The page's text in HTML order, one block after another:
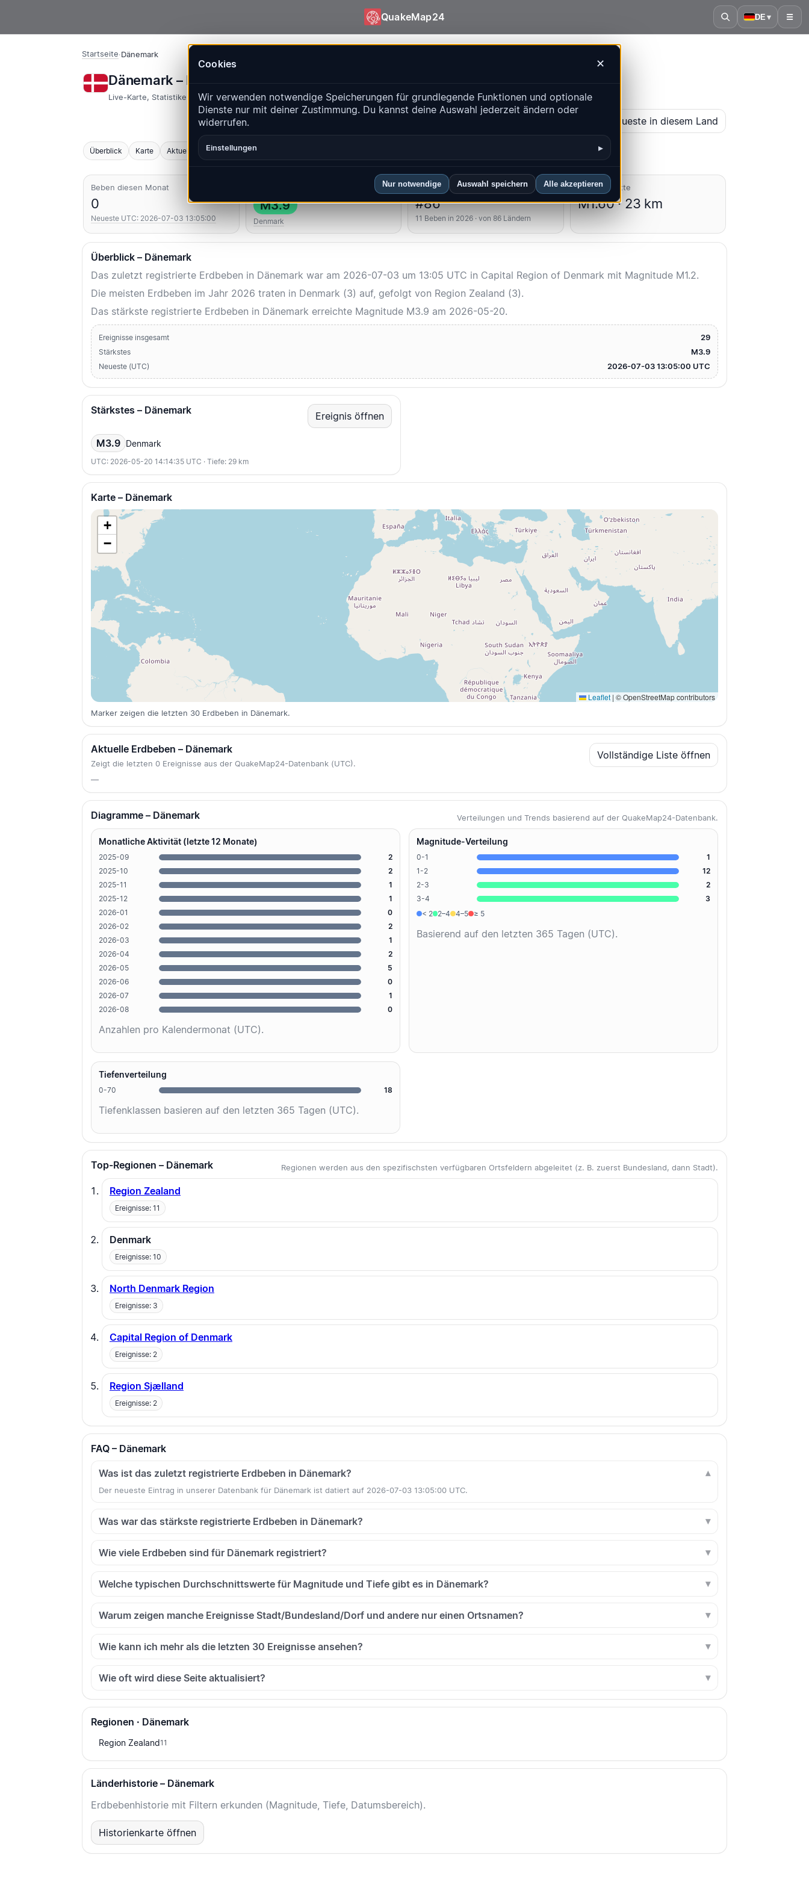
QuakeMap24 DE ▾ ☰
Cookies ✕
Wir verwenden notwendige Speicherungen für grundlegende Funktionen und optionale
Dienste nur mit deiner Zustimmung. Du kannst deine Auswahl jederzeit ändern oder
widerrufen.
Einstellungen ▸
Nur notwendige Auswahl speichern Alle akzeptieren
Startseite·Dänemark
Dänemark – Erdbeben | QuakeMap24
Live-Karte, Statistiken und aktuelle Ereignisse
Neueste in diesem Land
Überblick Karte Aktuell Diagramme Top-Regionen
Beben diesen Monat
0
Neueste UTC: 2026-07-03 13:05:00
M3.9
Denmark
Länderrang
#86
11 Beben in 2026 · von 86 Ländern
Durchschnitte
M1.60 · 23 km
Überblick – Dänemark
Das zuletzt registrierte Erdbeben in Dänemark war am 2026-07-03 um 13:05 UTC in Capital Region of Denmark mit Magnitude M1.2.
Die meisten Erdbeben im Jahr 2026 traten in Denmark (3) auf, gefolgt von Region Zealand (3).
Das stärkste registrierte Erdbeben in Dänemark erreichte Magnitude M3.9 am 2026-05-20.
Ereignisse insgesamt 29
Stärkstes M3.9
Neueste (UTC) 2026-07-03 13:05:00 UTC
Stärkstes – Dänemark Ereignis öffnen
M3.9 Denmark
UTC: 2026-05-20 14:14:35 UTC · Tiefe: 29 km
Karte – Dänemark
+
−
Leaflet | © OpenStreetMap contributors
Marker zeigen die letzten 30 Erdbeben in Dänemark.
Aktuelle Erdbeben – Dänemark
Zeigt die letzten 0 Ereignisse aus der QuakeMap24-Datenbank (UTC).
Vollständige Liste öffnen
—
Diagramme – Dänemark Verteilungen und Trends basierend auf der QuakeMap24-Datenbank.
Monatliche Aktivität (letzte 12 Monate)
2025-09
2
2025-10
2
2025-11
1
2025-12
1
2026-01
0
2026-02
2
2026-03
1
2026-04
2
2026-05
5
2026-06
0
2026-07
1
2026-08
0
Anzahlen pro Kalendermonat (UTC).
Magnitude-Verteilung
0-1
1
1-2
12
2-3
2
3-4
3
< 2
2–4 4–5 ≥ 5
Basierend auf den letzten 365 Tagen (UTC).
Tiefenverteilung
0-70 18
Tiefenklassen basieren auf den letzten 365 Tagen (UTC).
Top-Regionen – Dänemark Regionen werden aus den spezifischsten verfügbaren Ortsfeldern abgeleitet (z. B. zuerst Bundesland, dann Stadt).
Region Zealand
Ereignisse: 11
Denmark
Ereignisse: 10
North Denmark Region
Ereignisse: 3
Capital Region of Denmark
Ereignisse: 2
Region Sjælland
Ereignisse: 2
FAQ – Dänemark
Was ist das zuletzt registrierte Erdbeben in Dänemark?
Der neueste Eintrag in unserer Datenbank für Dänemark ist datiert auf 2026-07-03 13:05:00 UTC.
Was war das stärkste registrierte Erdbeben in Dänemark?
Wie viele Erdbeben sind für Dänemark registriert?
Welche typischen Durchschnittswerte für Magnitude und Tiefe gibt es in Dänemark?
Warum zeigen manche Ereignisse Stadt/Bundesland/Dorf und andere nur einen Ortsnamen?
Wie kann ich mehr als die letzten 30 Ereignisse ansehen?
Wie oft wird diese Seite aktualisiert?
Regionen · Dänemark
Region Zealand11
Länderhistorie – Dänemark
Erdbebenhistorie mit Filtern erkunden (Magnitude, Tiefe, Datumsbereich).
Historienkarte öffnen